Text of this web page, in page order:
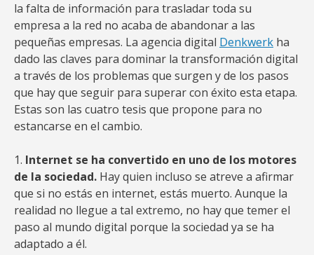
la falta de información para trasladar toda su
empresa a la red no acaba de abandonar a las
pequeñas empresas. La agencia digital Denkwerk ha
dado las claves para dominar la transformación digital
a través de los problemas que surgen y de los pasos
que hay que seguir para superar con éxito esta etapa.
Estas son las cuatro tesis que propone para no
estancarse en el cambio.
1. Internet se ha convertido en uno de los motores
de la sociedad. Hay quien incluso se atreve a afirmar
que si no estás en internet, estás muerto. Aunque la
realidad no llegue a tal extremo, no hay que temer el
paso al mundo digital porque la sociedad ya se ha
adaptado a él.